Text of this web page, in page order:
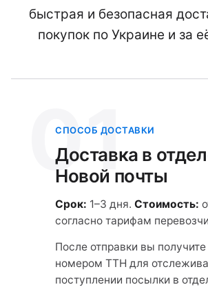
быстрая и безопасная
покупок по Украине и за
01
СПОСОБ ДОСТАВКИ
Доставка в
Новой почты
Срок: 1–3 дня. Стоимость:
согласно тарифам
После отправки вы получите
номером ТТН для
поступлении посылки в